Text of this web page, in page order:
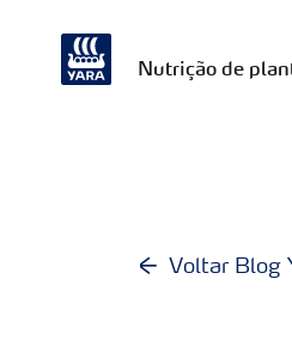
Nutrição de
Voltar Blog